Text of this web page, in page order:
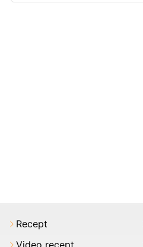
Recept
Video recept